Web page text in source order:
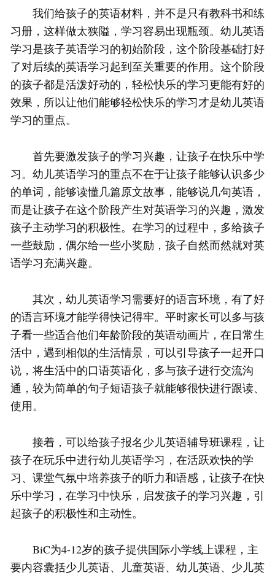
我们给孩子的英语材料，并不是只有教科书和练
习册，这样做太狭隘，学习容易出现瓶颈。幼儿英语
学习是孩子英语学习的初始阶段，这个阶段基础打好
了对后续的英语学习起到至关重要的作用。这个阶段
的孩子都是活泼好动的，轻松快乐的学习更能有好的
效果，所以让他们能够轻松快乐的学习才是幼儿英语
学习的重点。
首先要激发孩子的学习兴趣，让孩子在快乐中学
习。幼儿英语学习的重点不在于让孩子能够认识多少
的单词，能够读懂几篇原文故事，能够说几句英语，
而是让孩子在这个阶段产生对英语学习的兴趣，激发
孩子主动学习的积极性。在学习的过程中，多给孩子
一些鼓励，偶尔给一些小奖励，孩子自然而然就对英
语学习充满兴趣。
其次，幼儿英语学习需要好的语言环境，有了好
的语言环境才能学得快记得牢。平时家长可以多与孩
子看一些适合他们年龄阶段的英语动画片，在日常生
活中，遇到相似的生活情景，可以引导孩子一起开口
说，将生活中的口语英语化，多与孩子进行交流沟
通，较为简单的句子短语孩子就能够很快进行跟读、
使用。
接着，可以给孩子报名少儿英语辅导班课程，让
孩子在玩乐中进行幼儿英语学习，在活跃欢快的学
习、课堂气氛中培养孩子的听力和语感，让孩子在快
乐中学习，在学习中快乐，启发孩子的学习兴趣，引
起孩子的积极性和主动性。
BiC为4-12岁的孩子提供国际小学线上课程，主
要内容囊括少儿英语、儿童英语、幼儿英语、少儿英